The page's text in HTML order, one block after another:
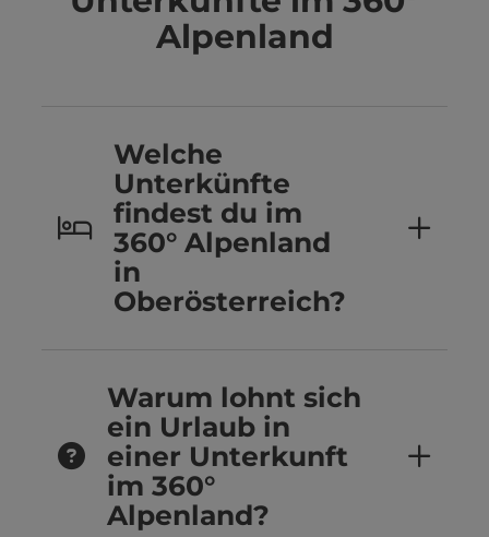
Alpenland
Welche
Unterkünfte
findest du im
360° Alpenland
in
Oberösterreich?
Warum lohnt sich
ein Urlaub in
einer Unterkunft
im 360°
Alpenland?